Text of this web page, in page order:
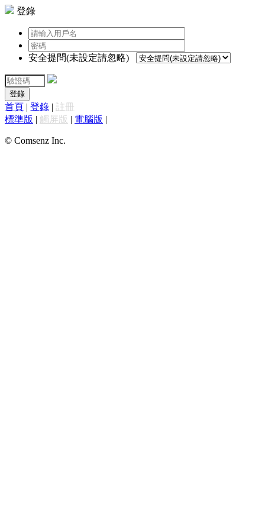
登錄
安全提問(未設定請忽略)
登錄
首頁 | 登錄 | 註冊
標準版 | 觸屏版 | 電腦版 |
© Comsenz Inc.